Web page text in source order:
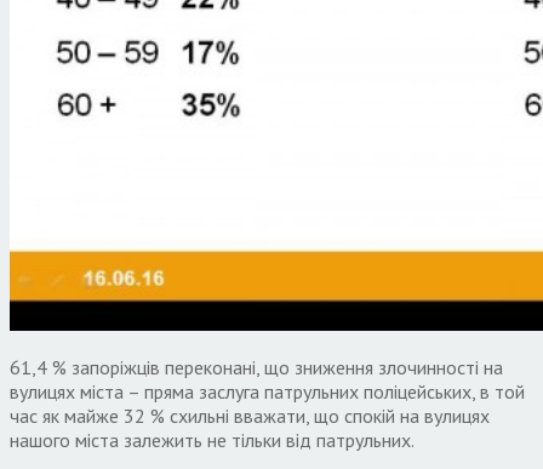
61,4 % запоріжців переконані, що зниження злочинності на
вулицях міста – пряма заслуга патрульних поліцейських, в той
час як майже 32 % схильні вважати, що спокій на вулицях
нашого міста залежить не тільки від патрульних.